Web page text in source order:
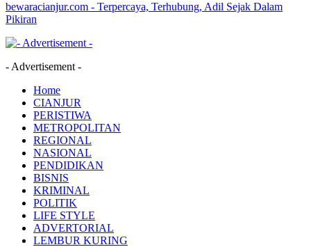
bewaracianjur.com - Terpercaya, Terhubung, Adil Sejak Dalam
Pikiran
- Advertisement -
Home
CIANJUR
PERISTIWA
METROPOLITAN
REGIONAL
NASIONAL
PENDIDIKAN
BISNIS
KRIMINAL
POLITIK
LIFE STYLE
ADVERTORIAL
LEMBUR KURING